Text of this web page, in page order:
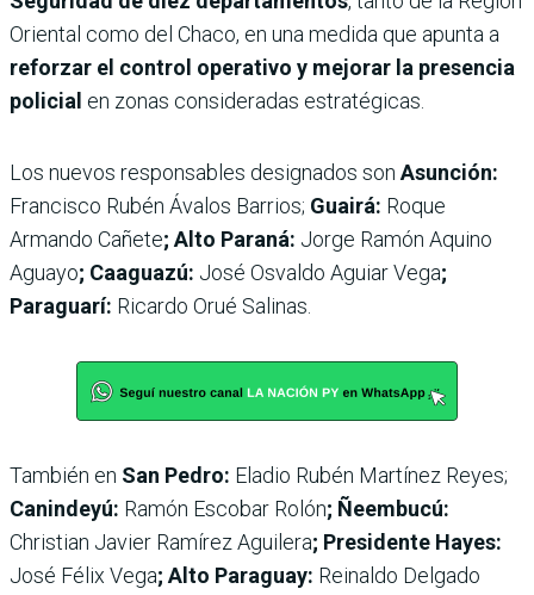
Oriental como del Chaco, en una medida que apunta a
reforzar el control operativo y mejorar la presencia
policial en zonas consideradas estratégicas.
Los nuevos responsables designados son Asunción:
Francisco Rubén Ávalos Barrios; Guairá: Roque
Armando Cañete; Alto Paraná: Jorge Ramón Aquino
Aguayo; Caaguazú: José Osvaldo Aguiar Vega;
Paraguarí: Ricardo Orué Salinas.
También en San Pedro: Eladio Rubén Martínez Reyes;
Canindeyú: Ramón Escobar Rolón; Ñeembucú:
Christian Javier Ramírez Aguilera; Presidente Hayes:
José Félix Vega; Alto Paraguay: Reinaldo Delgado